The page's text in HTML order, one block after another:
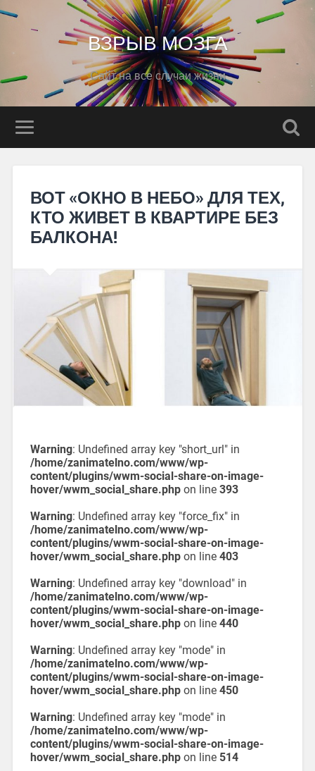
ВЗРЫВ МОЗГА
Сайт на все случаи жизни
ВОТ «ОКНО В НЕБО» ДЛЯ ТЕХ,
КТО ЖИВЕТ В КВАРТИРЕ БЕЗ
БАЛКОНА!
Warning: Undefined array key "short_url" in
/home/zanimatelno.com/www/wp-
content/plugins/wwm-social-share-on-image-
hover/wwm_social_share.phpon line 393
Warning: Undefined array key "force_fix" in
/home/zanimatelno.com/www/wp-
content/plugins/wwm-social-share-on-image-
hover/wwm_social_share.phpon line 403
Warning: Undefined array key "download" in
/home/zanimatelno.com/www/wp-
content/plugins/wwm-social-share-on-image-
hover/wwm_social_share.phpon line 440
Warning: Undefined array key "mode" in
/home/zanimatelno.com/www/wp-
content/plugins/wwm-social-share-on-image-
hover/wwm_social_share.phpon line 450
Warning: Undefined array key "mode" in
/home/zanimatelno.com/www/wp-
content/plugins/wwm-social-share-on-image-
hover/wwm_social_share.phpon line 514